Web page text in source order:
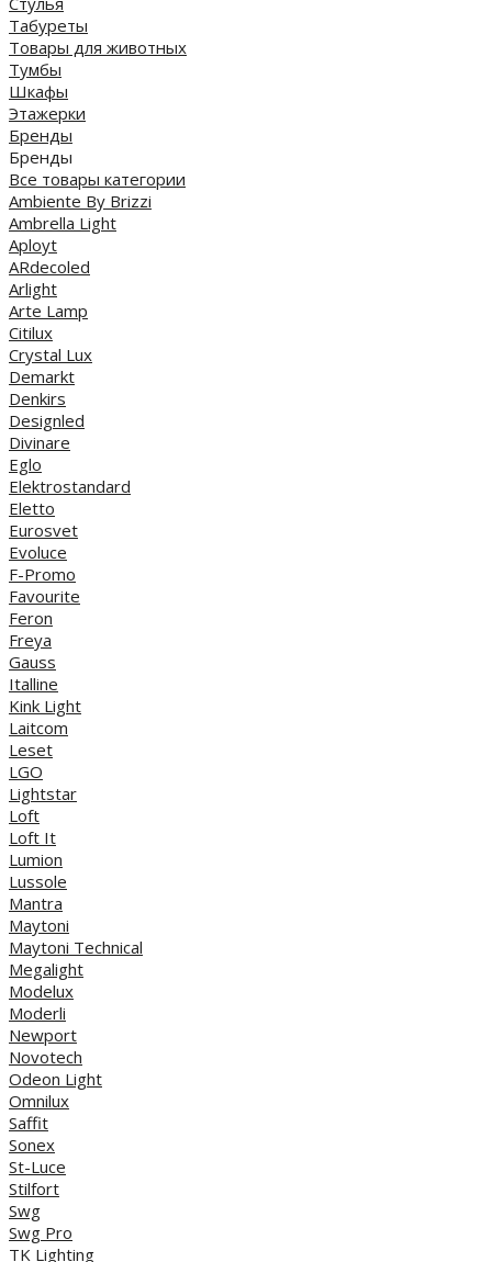
Табуреты
Товары для животных
Тумбы
Шкафы
Этажерки
Бренды
Бренды
Все товары категории
Ambiente By Brizzi
Ambrella Light
Aployt
ARdecoled
Arlight
Arte Lamp
Citilux
Crystal Lux
Demarkt
Denkirs
Designled
Divinare
Eglo
Elektrostandard
Eletto
Eurosvet
Evoluce
F-Promo
Favourite
Feron
Freya
Gauss
Italline
Kink Light
Laitcom
Leset
LGO
Lightstar
Loft
Loft It
Lumion
Lussole
Mantra
Maytoni
Maytoni Technical
Megalight
Modelux
Moderli
Newport
Novotech
Odeon Light
Omnilux
Saffit
Sonex
St-Luce
Stilfort
Swg
Swg Pro
TK Lighting